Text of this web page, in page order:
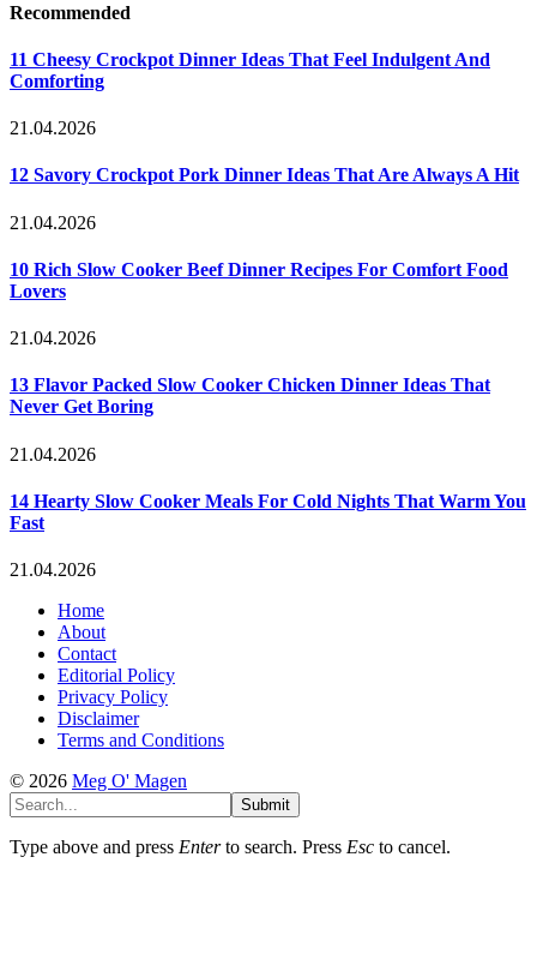
Recommended
11 Cheesy Crockpot Dinner Ideas That Feel Indulgent And
Comforting
21.04.2026
12 Savory Crockpot Pork Dinner Ideas That Are Always A Hit
21.04.2026
10 Rich Slow Cooker Beef Dinner Recipes For Comfort Food
Lovers
21.04.2026
13 Flavor Packed Slow Cooker Chicken Dinner Ideas That
Never Get Boring
21.04.2026
14 Hearty Slow Cooker Meals For Cold Nights That Warm You
Fast
21.04.2026
Home
About
Contact
Editorial Policy
Privacy Policy
Disclaimer
Terms and Conditions
© 2026 Meg O' Magen
Submit
Type above and press Enterto search. Press Esc to cancel.